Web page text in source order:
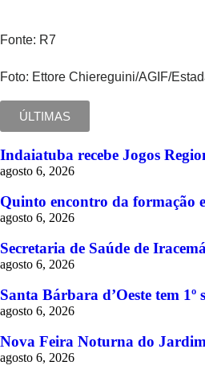
Fonte: R7
Foto: Ettore Chiereguini/AGIF/
ÚLTIMAS
Indaiatuba recebe Jogos
agosto 6, 2026
Quinto encontro da formação
agosto 6, 2026
Secretaria de Saúde de
agosto 6, 2026
Santa Bárbara d’Oeste tem
agosto 6, 2026
Nova Feira Noturna do
agosto 6, 2026